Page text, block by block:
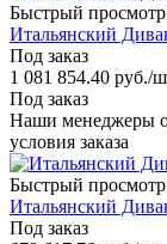
Быстрый просмотр
Итальянский
Под заказ
1 081 854.40 руб./
Под заказ
Наши менеджеры
условия заказа
Быстрый просмотр
Итальянский
Под заказ